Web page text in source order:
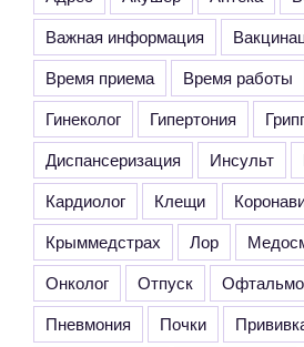
Важная информация
Время приема
Время работы
Гинеколог
Гипертония
Диспансеризация
Инсульт
Кардиолог
Клещи
Крыммедстрах
Лор
Онколог
Отпуск
Пневмония
Почки